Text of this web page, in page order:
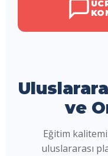
ve
Eğitim
uluslararası